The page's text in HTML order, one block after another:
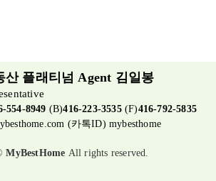
산 플래티넘 Agent 김일봉
554-8949 (B)416-223-3535(F)416-792-5835
(카톡ID) mybesthome
MyBestHome All rights reserved.